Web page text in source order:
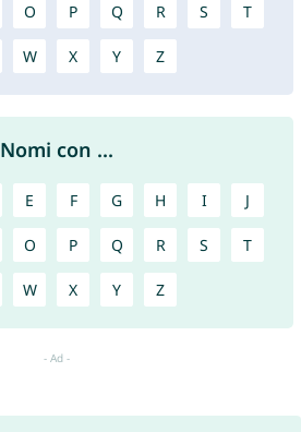
O P Q R S T
W X Y Z
Nomi con ...
E F G H I J
O P Q R S T
W X Y Z